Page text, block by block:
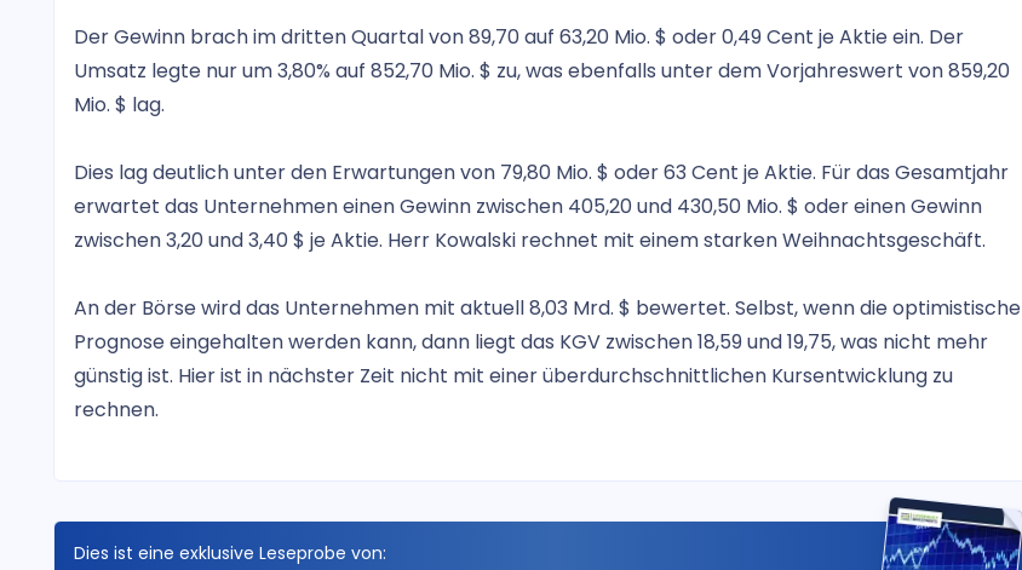
Der Gewinn brach im dritten Quartal von 89,70 auf 63,20 Mio. $ oder 0,49 Cent je Aktie ein. Der
Umsatz legte nur um 3,80% auf 852,70 Mio. $ zu, was ebenfalls unter dem Vorjahreswert von 859,20
Mio. $ lag.
Dies lag deutlich unter den Erwartungen von 79,80 Mio. $ oder 63 Cent je Aktie. Für das Gesamtjahr
erwartet das Unternehmen einen Gewinn zwischen 405,20 und 430,50 Mio. $ oder einen Gewinn
zwischen 3,20 und 3,40 $ je Aktie. Herr Kowalski rechnet mit einem starken Weihnachtsgeschäft.
An der Börse wird das Unternehmen mit aktuell 8,03 Mrd. $ bewertet. Selbst, wenn die optimistische
Prognose eingehalten werden kann, dann liegt das KGV zwischen 18,59 und 19,75, was nicht mehr
günstig ist. Hier ist in nächster Zeit nicht mit einer überdurchschnittlichen Kursentwicklung zu
rechnen.
Dies ist eine exklusive Leseprobe von: